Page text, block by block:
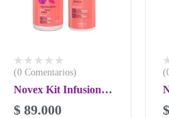
(0 Comentarios)
Novex Kit Infusion
Colageno Shampoo y
$ 89.000 $